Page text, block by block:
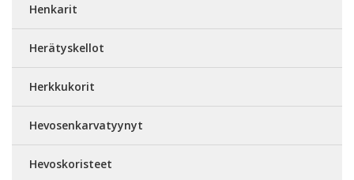
Henkarit
Herätyskellot
Herkkukorit
Hevosenkarvatyynyt
Hevoskoristeet